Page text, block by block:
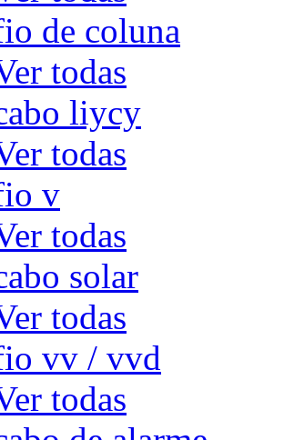
de coluna
todas
liycy
todas
v
todas
solar
todas
vv / vvd
todas